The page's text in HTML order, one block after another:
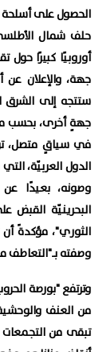
الحصول على أسلحة
حلف شمال الأطلسي
أوروبيًا كبيرًا
جهة، والإعلان عن
ستتجه إلى
جهةٍ أخرى، بحسب
في سياقٍ متصل،
الدول العربيّة،
وصونه، بعيدًا عن
‌الثوري"، مؤكدةً ⁠أن
وصفته بـ"التعاطف
وترتفع "بورصة
من العنف
تبقى من التجمعات